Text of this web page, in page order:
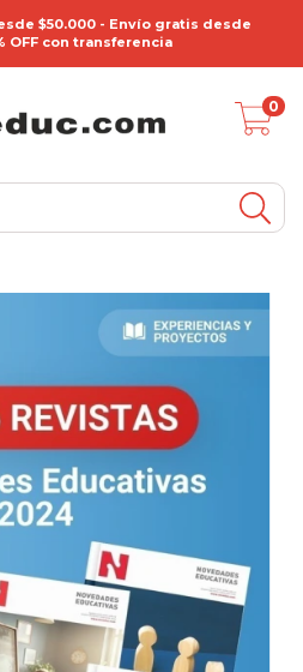
$50.000 - Envío gratis desde
OFF con transferencia
0